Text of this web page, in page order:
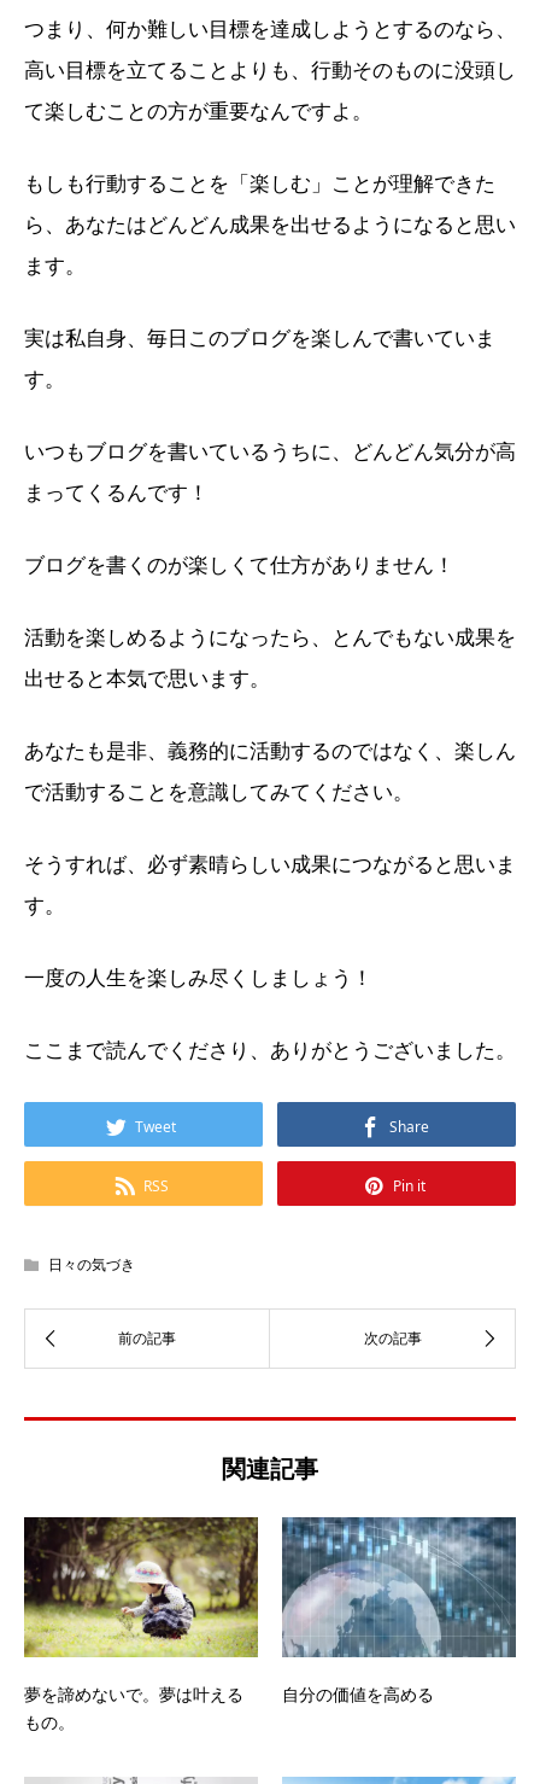
つまり、何か難しい目標を達成しようとするのなら、
高い目標を立てることよりも、行動そのものに没頭し
て楽しむことの方が重要なんですよ。
もしも行動することを「楽しむ」ことが理解できた
ら、あなたはどんどん成果を出せるようになると思い
ます。
実は私自身、毎日このブログを楽しんで書いていま
す。
いつもブログを書いているうちに、どんどん気分が高
まってくるんです！
ブログを書くのが楽しくて仕方がありません！
活動を楽しめるようになったら、とんでもない成果を
出せると本気で思います。
あなたも是非、義務的に活動するのではなく、楽しん
で活動することを意識してみてください。
そうすれば、必ず素晴らしい成果につながると思いま
す。
一度の人生を楽しみ尽くしましょう！
ここまで読んでくださり、ありがとうございました。
Tweet Share
RSS Pin it
日々の気づき
関連記事
夢を諦めないで。夢は叶える
もの。
自分の価値を高める